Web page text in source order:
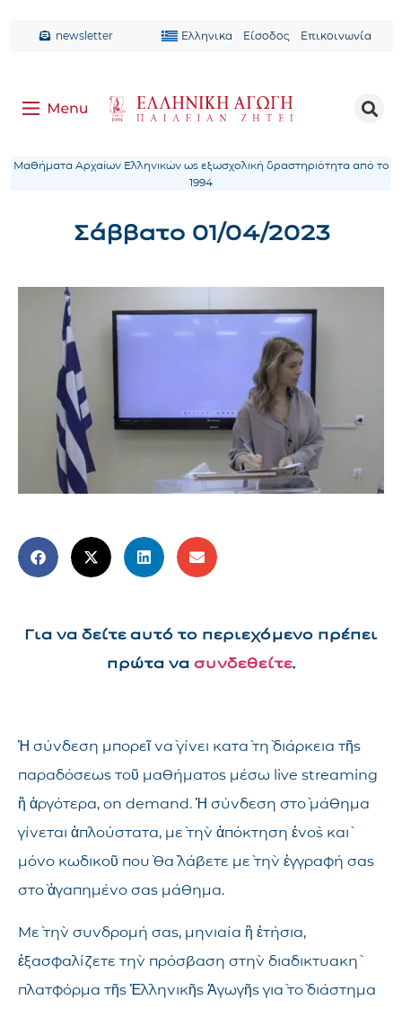
newsletter Ελληνικα Είσοδος Επικοινωνία
Μαθήματα Αρχαίων Ελληνικών ως εξωσχολική δραστηριότητα από το
1994
Σάββατο 01/04/2023
Για να δείτε αυτό το περιεχόμενο πρέπει
πρώτα να συνδεθείτε.
Ἡ σύνδεση μπορεῖ νὰ γίνει κατὰ τὴ διάρκεια τῆς
παραδόσεως τοῦ μαθήματος μέσω live streaming
ἢ ἀργότερα, on demand. Ἡ σύνδεση στὸ μάθημα
γίνεται ἁπλούστατα, μὲ τὴν ἀπόκτηση ἑνὸς καὶ
μόνο κωδικοῦ ποὺ θὰ λάβετε μὲ τὴν ἐγγραφή σας
στὸ ἀγαπημένο σας μάθημα.
Μὲ τὴν συνδρομή σας, μηνιαία ἢ ἐτήσια,
ἐξασφαλίζετε τὴν πρόσβαση στὴν διαδικτυακὴ
πλατφόρμα τῆς Ἑλληνικῆς Ἀγωγῆς γιὰ τὸ διάστημα